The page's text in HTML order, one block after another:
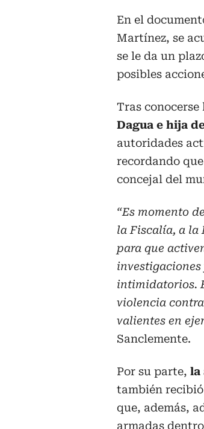
En el
Martínez, se
se le da un
posibles
Tras conocerse
Dagua e hija
autoridades
recordando
concejal del
“Es momento
la Fiscalía, a la
para que
investigaciones
intimidatorios.
violencia
valientes en
Sanclemente.
Por su parte, la
también
que, además,
armadas